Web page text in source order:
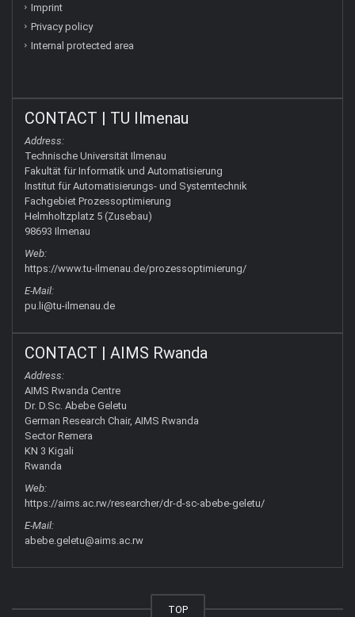
Imprint
Privacy policy
Internal protected area
CONTACT | TU Ilmenau
Address:
Technische Universität Ilmenau
Fakultät für Informatik und Automatisierung
Institut für Automatisierungs- und Systemtechnik
Fachgebiet Prozessoptimierung
Helmholtzplatz 5 (Zusebau)
98693 Ilmenau
Web:
https://www.tu-ilmenau.de/prozessoptimierung/
E-Mail:
pu.li@tu-ilmenau.de
CONTACT | AIMS Rwanda
Address:
AIMS Rwanda Centre
Dr. D.Sc. Abebe Geletu
German Research Chair, AIMS Rwanda
Sector Remera
KN 3 Kigali
Rwanda
Web:
https://aims.ac.rw/researcher/dr-d-sc-abebe-geletu/
E-Mail:
abebe.geletu@aims.ac.rw
TOP